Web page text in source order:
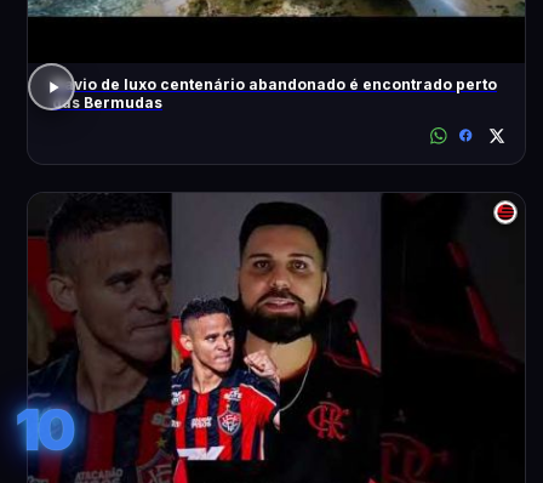
Navio de luxo centenário abandonado é encontrado perto
das Bermudas
10